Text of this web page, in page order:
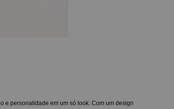
e personalidade em um só look. Com um design